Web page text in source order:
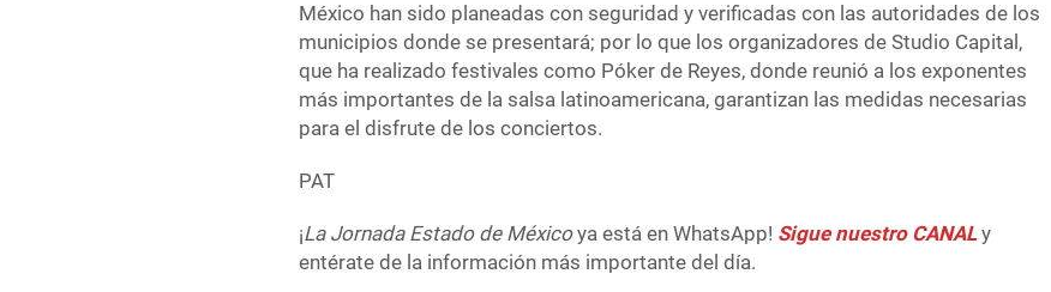
México han sido planeadas con seguridad y verificadas con las autoridades de los
municipios donde se presentará; por lo que los organizadores de Studio Capital,
que ha realizado festivales como Póker de Reyes, donde reunió a los exponentes
más importantes de la salsa latinoamericana, garantizan las medidas necesarias
para el disfrute de los conciertos.
PAT
¡La Jornada Estado de Méxicoya está en WhatsApp! Sigue nuestro CANALy
entérate de la información más importante del día.